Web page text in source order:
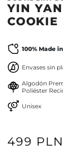
YIN
COOKIE
100% Made
Envases sin
Algodón
Poliéster
Unisex
499 PLN